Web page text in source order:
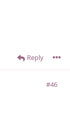
Reply
#46